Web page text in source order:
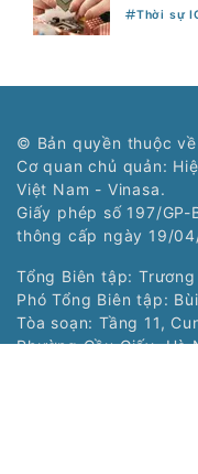
Thời sự
© Bản quyền thuộc
Cơ quan chủ quản:
Việt Nam - Vinasa.
Giấy phép số 197/
thông cấp ngày 19/
Tổng Biên tập:
Phó Tổng Biên tập:
Tòa soạn: Tầng 11,
Phường Cầu Giấy, Hà